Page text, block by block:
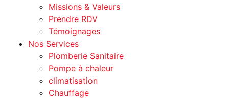
Missions & Valeurs
Prendre RDV
Témoignages
Nos Services
Plomberie Sanitaire
Pompe à chaleur
climatisation
Chauffage